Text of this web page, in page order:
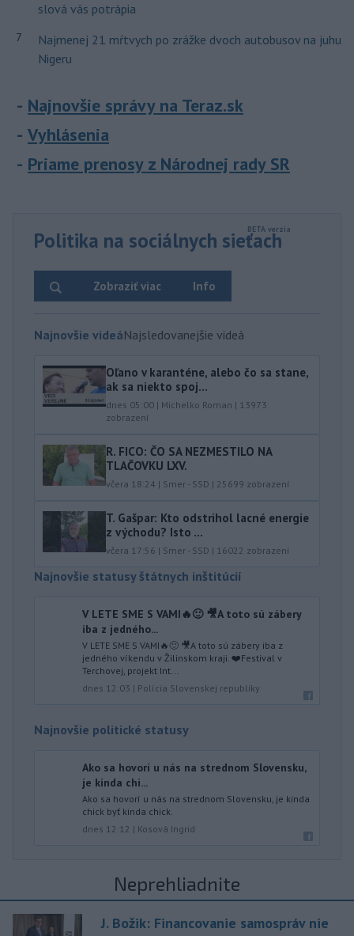
slová vás potrápia
7
Najmenej 21 mŕtvych po zrážke dvoch autobusov na juhu
Nigeru
Najnovšie správy na Teraz.sk
Vyhlásenia
Priame prenosy z Národnej rady SR
Politika na sociálnych sieťach
Info
Zobraziť viac
Najnovšie videáNajsledovanejšie videá
Oľano v karanténe, alebo čo sa stane,
ak sa niekto spoj...
dnes 05:00 | Michelko Roman | 13973
zobrazení
R. FICO: ČO SA NEZMESTILO NA
TLAČOVKU LXV.
včera 18:24 | Smer - SSD | 25699 zobrazení
T. Gašpar: Kto odstrihol lacné energie
z východu? Isto ...
včera 17:56 | Smer - SSD | 16022 zobrazení
Najnovšie statusy štátnych inštitúcií
V LETE SME S VAMI🔥🙂 🎥A toto sú zábery
iba z jedného...
V LETE SME S VAMI🔥🙂 🎥A toto sú zábery iba z
jedného víkendu v Žilinskom kraji. ❤️Festival v
Terchovej, projekt Int...
dnes 12:03 | Polícia Slovenskej republiky
Najnovšie politické statusy
Ako sa hovorí u nás na strednom Slovensku,
je kinda chi...
Ako sa hovorí u nás na strednom Slovensku, je kinda
chick byť kinda chick.
dnes 12:12 | Kosová Ingrid
Neprehliadnite
J. Božik: Financovanie samospráv nie